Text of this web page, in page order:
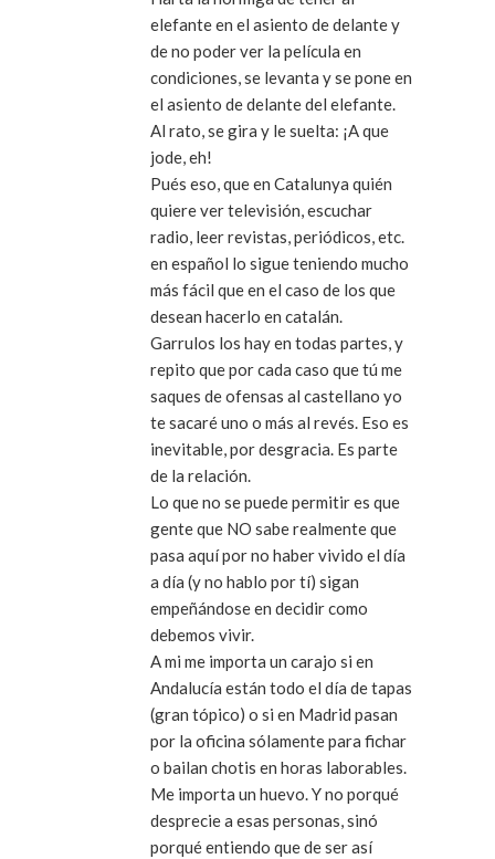
elefante en el asiento de delante y
de no poder ver la película en
condiciones, se levanta y se pone en
el asiento de delante del elefante.
Al rato, se gira y le suelta: ¡A que
jode, eh!
Pués eso, que en Catalunya quién
quiere ver televisión, escuchar
radio, leer revistas, periódicos, etc.
en español lo sigue teniendo mucho
más fácil que en el caso de los que
desean hacerlo en catalán.
Garrulos los hay en todas partes, y
repito que por cada caso que tú me
saques de ofensas al castellano yo
te sacaré uno o más al revés. Eso es
inevitable, por desgracia. Es parte
de la relación.
Lo que no se puede permitir es que
gente que NO sabe realmente que
pasa aquí por no haber vivido el día
a día (y no hablo por tí) sigan
empeñándose en decidir como
debemos vivir.
A mi me importa un carajo si en
Andalucía están todo el día de tapas
(gran tópico) o si en Madrid pasan
por la oficina sólamente para fichar
o bailan chotis en horas laborables.
Me importa un huevo. Y no porqué
desprecie a esas personas, sinó
porqué entiendo que de ser así